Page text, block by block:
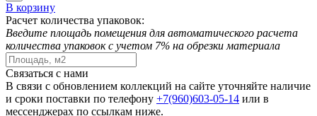
В корзину
Расчет количества упаковок:
Введите площадь помещения для автоматического расчета
количества упаковок с учетом 7% на обрезки материала
Связаться с нами
В связи с обновлением коллекций на сайте уточняйте наличие
и сроки поставки по телефону +7(960)603-05-14 или в
мессенджерах по ссылкам ниже.